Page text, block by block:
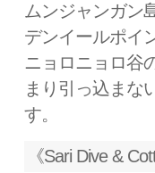
ムンジャンガン
デンイールポイ
ニョロニョロ谷
まり引っ込まな
す。
《Sari Dive &